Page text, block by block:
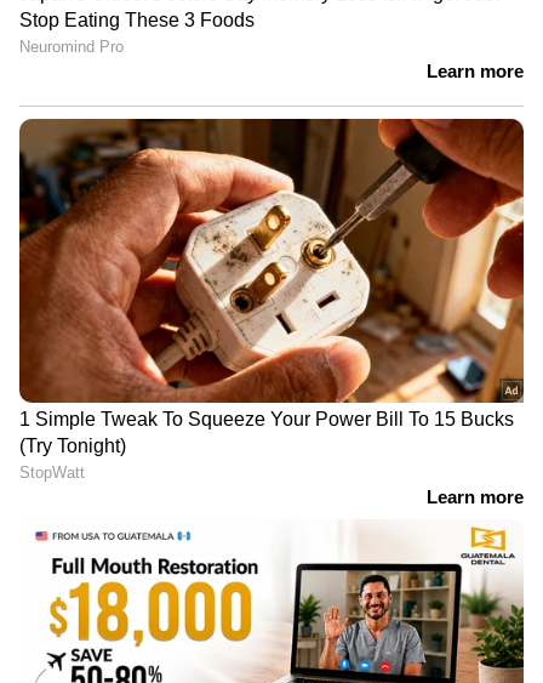
രത്നം, ആഭരണങ്ങള്‍ തുടങ്ങിയ കയറ്റുമതിയെ
ആശ്രയിക്കുന്ന മേഖലകളിലെ
എം.എസ്.എം.ഇ.കളുടെ പ്രവര്‍ത്തനങ്ങളെ
തീരുവ പ്രതികൂലമായി ബാധിച്ചു. കയറ്റുമതിയെ
മാത്രം ആശ്രയിക്കുന്ന എം.എസ്.എം.ഇ.കളുടെ
കാര്യത്തില്‍ ജാഗ്രത തുടരുമെന്ന് ശ്രീറാം
ഫിനാന്‍സ് ഉള്‍പ്പെടെയുള്ള സ്ഥാപനങ്ങള്‍
അറിയിച്ചു.
അർജുൻ ആയങ്കി പിടിയിലായത്
പുലർച്ചെ 2:15-ഓടെ